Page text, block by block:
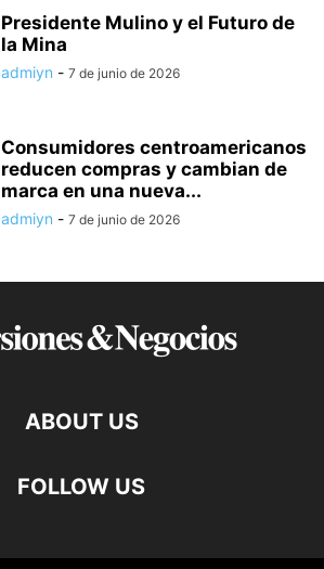
Presidente Mulino y el Futuro de
la Mina
admiyn - 7 de junio de 2026
Consumidores centroamericanos
reducen compras y cambian de
marca en una nueva...
admiyn - 7 de junio de 2026
ABOUT US
FOLLOW US